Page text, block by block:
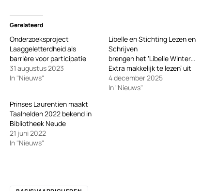
Gerelateerd
Onderzoeksproject
Laaggeletterdheid als
barrière voor participatie
31 augustus 2023
In "Nieuws"
Libelle en Stichting Lezen en
Schrijven
brengen het ‘Libelle Winterboek –
Extra makkelijk te lezen’ uit
4 december 2025
In "Nieuws"
Prinses Laurentien maakt
Taalhelden 2022 bekend in
Bibliotheek Neude
21 juni 2022
In "Nieuws"